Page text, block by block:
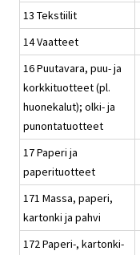
13 Tekstiilit
14 Vaatteet
16 Puutavara, puu- ja
korkkituotteet (pl.
huonekalut); olki- ja
punontatuotteet
17 Paperi ja
paperituotteet
171 Massa, paperi,
kartonki ja pahvi
172 Paperi-, kartonki-